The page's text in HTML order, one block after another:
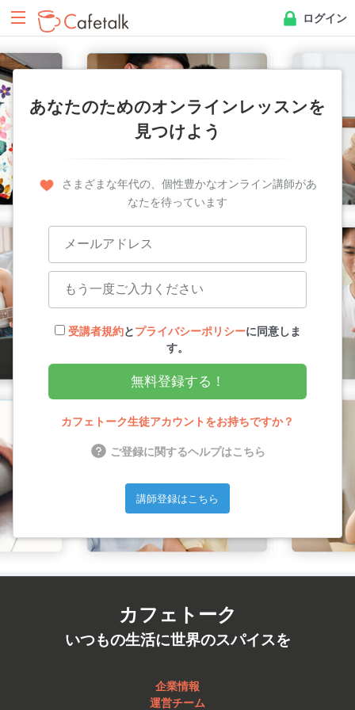
ログイン
あなたのためのオンラインレッスンを
見つけよう
さまざまな年代の、個性豊かなオンライン講師があ
なたを待っています
受講者規約とプライバシーポリシーに同意しま
す。
無料登録する！
カフェトーク生徒アカウントをお持ちですか？
ご登録に関するヘルプはこちら
講師登録はこちら
カフェトーク
いつもの生活に世界のスパイスを
企業情報
運営チーム